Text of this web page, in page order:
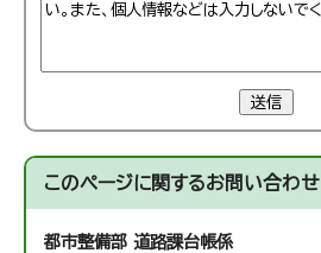
送信
このページに関するお問い合わせ
都市整備部 道路課台帳係